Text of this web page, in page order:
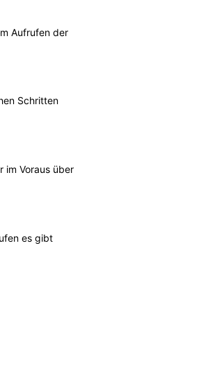
Aufrufen der
Schritten
im Voraus über
es gibt